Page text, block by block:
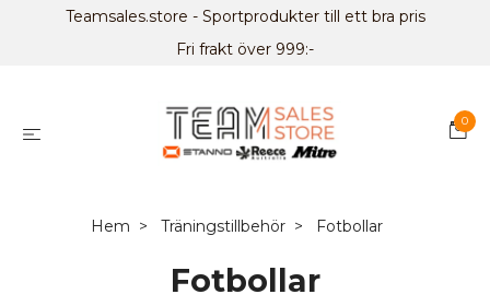
Teamsales.store - Sportprodukter till ett bra pris
Fri frakt över 999:-
0
Hem Träningstillbehör Fotbollar
Fotbollar